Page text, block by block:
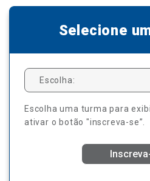
Selecione
Escolha:
Escolha uma turma para
ativar o botão "inscreva-se”.